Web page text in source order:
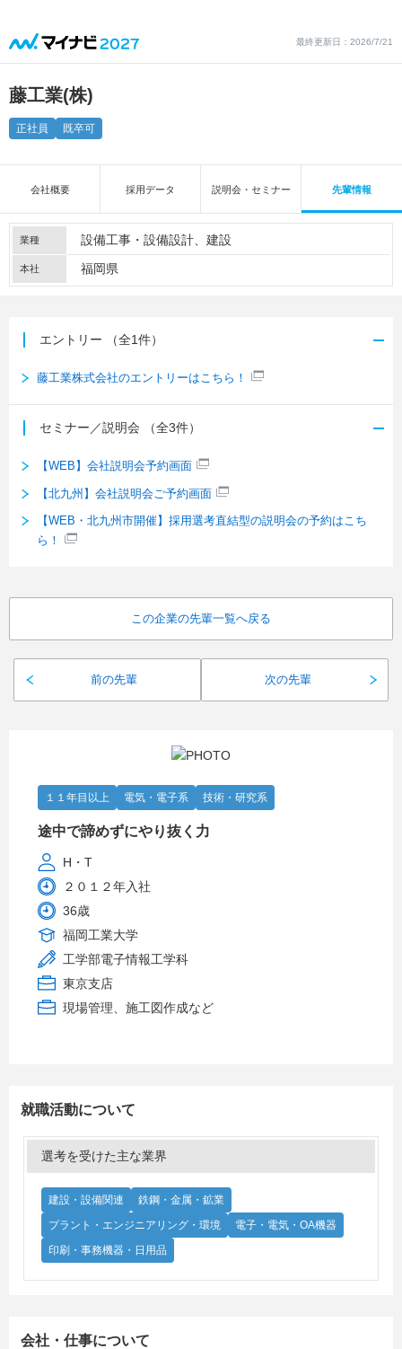
最終更新日：2026/7/21
藤工業(株)
正社員 既卒可
会社概要 採用データ 説明会・セミナー 先輩情報
業種 設備工事・設備設計 建設
本社 福岡県
エントリー （全1件）
藤工業株式会社のエントリーはこちら！
セミナー／説明会 （全3件）
【WEB】会社説明会予約画面
【北九州】会社説明会ご予約画面
【WEB・北九州市開催】採用選考直結型の説明会の予約はこち
ら！
前の先輩
この企業の先輩一覧へ戻る
次の先輩
１１年目以上 電気・電子系 技術・研究系
途中で諦めずにやり抜く力
H・T
２０１２年入社
36歳
福岡工業大学
工学部電子情報工学科
東京支店
現場管理、施工図作成など
就職活動について
選考を受けた主な業界
建設・設備関連
鉄鋼・金属・鉱業
プラント・エンジニアリング・環境
電子・電気・OA機器
印刷・事務機器・日用品
会社・仕事について